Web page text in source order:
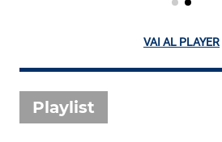
VAI AL PLAYER
Playlist